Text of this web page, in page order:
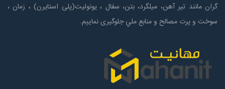
گران مانند تیر آهن، میلگرد، بتن، سفال ، یونولیت(پلی استايرن) ، زمان ،
سوخت و پرت مصالح و منابع ملي جلوگیری نماییم.